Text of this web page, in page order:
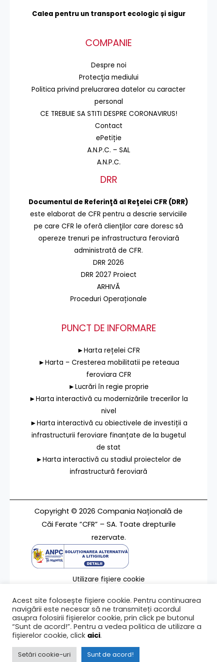
Calea pentru un transport ecologic și sigur
COMPANIE
Despre noi
Protecţia mediului
Politica privind prelucrarea datelor cu caracter
personal
CE TREBUIE SA STITI DESPRE CORONAVIRUS!
Contact
ePetiție
A.N.P.C. – SAL
A.N.P.C.
DRR
Documentul de Referinţă al Reţelei CFR (DRR)
este elaborat de CFR pentru a descrie serviciile
pe care CFR le oferă clienţilor care doresc să
opereze trenuri pe infrastructura feroviară
administrată de CFR.
DRR 2026
DRR 2027 Proiect
ARHIVĂ
Proceduri Operaționale
PUNCT DE INFORMARE
►Harta rețelei CFR
►Harta – Cresterea mobilitatii pe reteaua
feroviara CFR
►Lucrări în regie proprie
►Harta interactivă cu modernizările trecerilor la
nivel
►Harta interactivă cu obiectivele de investiții a
infrastructurii feroviare finanțate de la bugetul
de stat
►Harta interactivă cu stadiul proiectelor de
infrastructură feroviară
Copyright © 2026 Compania Națională de
Căi Ferate ”CFR” – SA. Toate drepturile
rezervate.
Utilizare fișiere cookie
Contact
Ultima modificare a paginii 19/07/2025
Acest site folosește fișiere cookie. Pentru continuarea
navigării este necesar să ne transmiteți acordul
asupra folosirii fișierelor cookie, prin click pe butonul
“Sunt de acord!”. Pentru a vedea politica de utilizare a
fișierelor cookie, click aici.
Setări cookie-uri Sunt de acord!